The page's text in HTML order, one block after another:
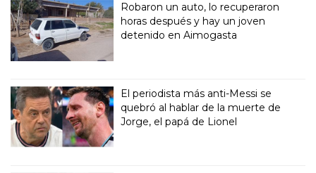
Robaron un auto, lo recuperaron
horas después y hay un joven
detenido en Aimogasta
El periodista más anti-Messi se
quebró al hablar de la muerte de
Jorge, el papá de Lionel